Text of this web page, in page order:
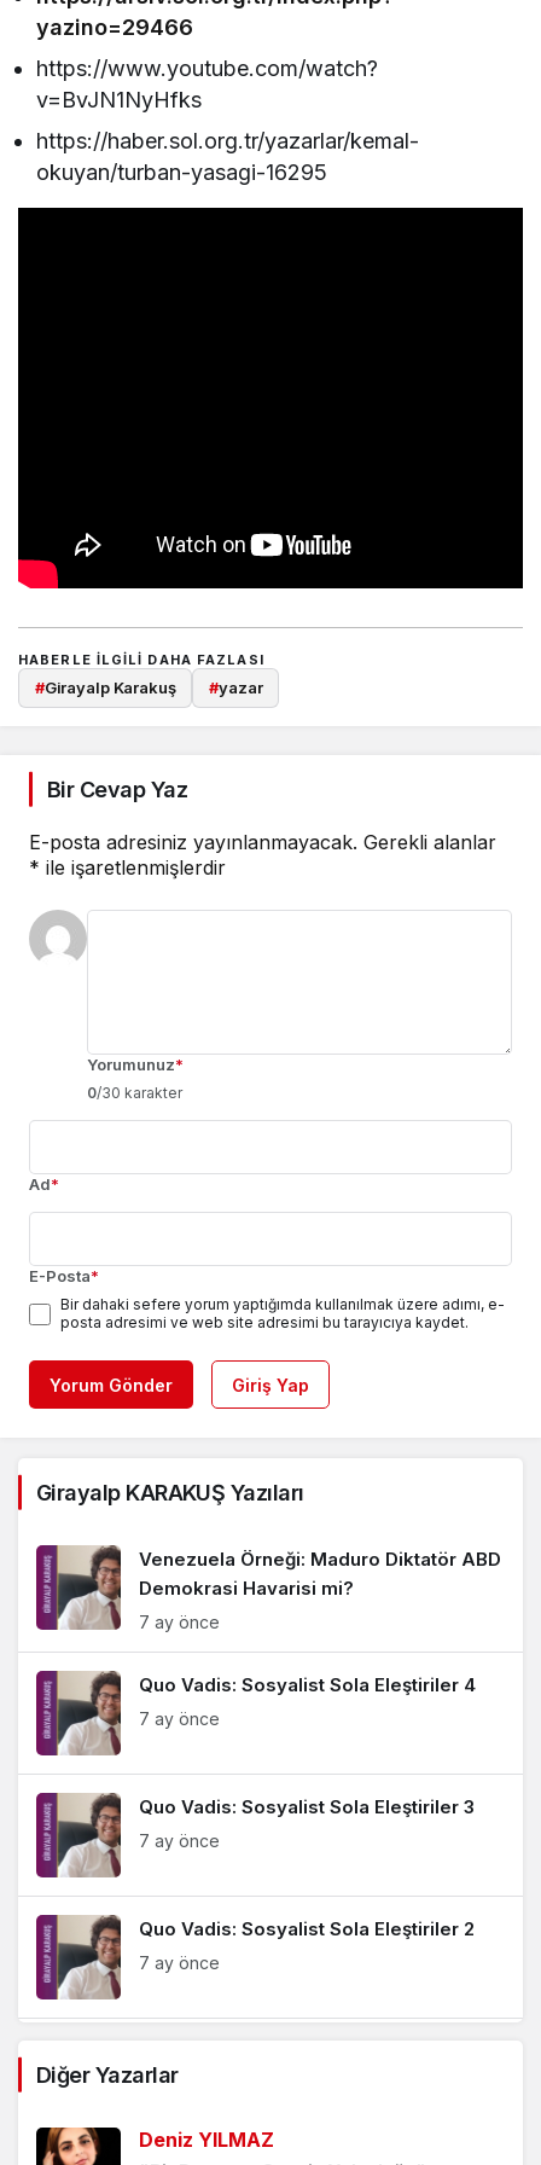
yazino=29466
https://www.youtube.com/watch?
v=BvJN1NyHfks
https://haber.sol.org.tr/yazarlar/kemal-
okuyan/turban-yasagi-16295
HABERLE ILGILI DAHA FAZLASI
#Girayalp Karakuş #yazar
Bir Cevap Yaz
E-posta adresiniz yayınlanmayacak. Gerekli alanlar
* ile işaretlenmişlerdir
Yorumunuz*
0/30 karakter
Ad*
E-Posta*
Bir dahaki sefere yorum yaptığımda kullanılmak üzere adımı, e-
posta adresimi ve web site adresimi bu tarayıcıya kaydet.
Yorum Gönder Giriş Yap
Girayalp KARAKUŞ Yazıları
Venezuela Örneği: Maduro Diktatör ABD
Demokrasi Havarisi mi?
7 ay önce
Quo Vadis: Sosyalist Sola Eleştiriler 4
7 ay önce
Quo Vadis: Sosyalist Sola Eleştiriler 3
7 ay önce
Quo Vadis: Sosyalist Sola Eleştiriler 2
7 ay önce
7 ay önce
Diğer Yazarlar
Deniz YILMAZ